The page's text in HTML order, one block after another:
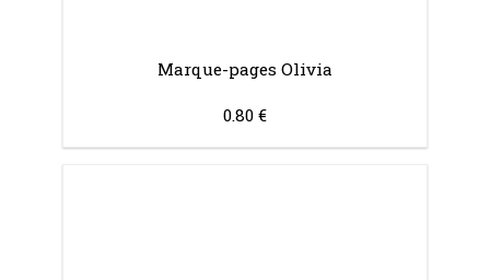
Marque-pages Olivia
0.80 €